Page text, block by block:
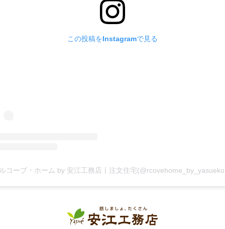
この投稿をInstagramで見る